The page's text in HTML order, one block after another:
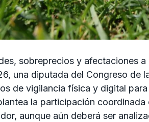
sobreprecios y afectaciones
una diputada del Congreso de
de vigilancia física y digital
la participación
aunque aún deberá ser